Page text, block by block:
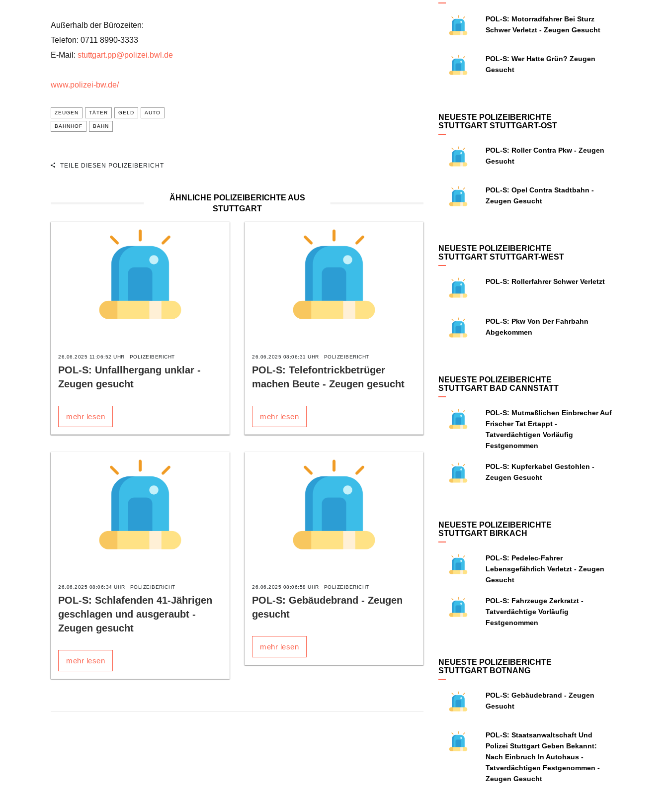
Außerhalb der Bürozeiten:
Telefon: 0711 8990-3333
E-Mail: stuttgart.pp@polizei.bwl.de
www.polizei-bw.de/
ZEUGEN TÄTER GELD AUTO
BAHNHOF BAHN
TEILE DIESEN POLIZEIBERICHT
ÄHNLICHE POLIZEIBERICHTE AUS
STUTTGART
26.06.2025 11:06:52 UHR POLIZEIBERICHT
POL-S: Unfallhergang unklar -
Zeugen gesucht
mehr lesen
26.06.2025 08:06:31 UHR POLIZEIBERICHT
POL-S: Telefontrickbetrüger
machen Beute - Zeugen gesucht
mehr lesen
26.06.2025 08:06:34 UHR POLIZEIBERICHT
POL-S: Schlafenden 41-Jährigen
geschlagen und ausgeraubt -
Zeugen gesucht
mehr lesen
26.06.2025 08:06:58 UHR POLIZEIBERICHT
POL-S: Gebäudebrand - Zeugen
gesucht
mehr lesen
POL-S: Motorradfahrer Bei Sturz
Schwer Verletzt - Zeugen Gesucht
POL-S: Wer Hatte Grün? Zeugen
Gesucht
NEUESTE POLIZEIBERICHTE
STUTTGART STUTTGART-OST
POL-S: Roller Contra Pkw - Zeugen
Gesucht
POL-S: Opel Contra Stadtbahn -
Zeugen Gesucht
NEUESTE POLIZEIBERICHTE
STUTTGART STUTTGART-WEST
POL-S: Rollerfahrer Schwer Verletzt
POL-S: Pkw Von Der Fahrbahn
Abgekommen
NEUESTE POLIZEIBERICHTE
STUTTGART BAD CANNSTATT
POL-S: Mutmaßlichen Einbrecher Auf
Frischer Tat Ertappt -
Tatverdächtigen Vorläufig
Festgenommen
POL-S: Kupferkabel Gestohlen -
Zeugen Gesucht
NEUESTE POLIZEIBERICHTE
STUTTGART BIRKACH
POL-S: Pedelec-Fahrer
Lebensgefährlich Verletzt - Zeugen
Gesucht
POL-S: Fahrzeuge Zerkratzt -
Tatverdächtige Vorläufig
Festgenommen
NEUESTE POLIZEIBERICHTE
STUTTGART BOTNANG
POL-S: Gebäudebrand - Zeugen
Gesucht
POL-S: Staatsanwaltschaft Und
Polizei Stuttgart Geben Bekannt:
Nach Einbruch In Autohaus -
Tatverdächtigen Festgenommen -
Zeugen Gesucht